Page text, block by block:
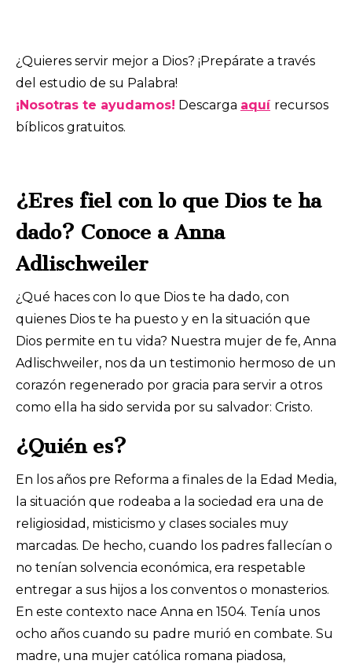
¿Quieres servir mejor a Dios? ¡Prepárate a través
del estudio de su Palabra!
¡Nosotras te ayudamos! Descarga aquí recursos
bíblicos gratuitos.
¿Eres fiel con lo que Dios te ha
dado? Conoce a Anna
Adlischweiler
¿Qué haces con lo que Dios te ha dado, con
quienes Dios te ha puesto y en la situación que
Dios permite en tu vida? Nuestra mujer de fe, Anna
Adlischweiler, nos da un testimonio hermoso de un
corazón regenerado por gracia para servir a otros
como ella ha sido servida por su salvador: Cristo.
¿Quién es?
En los años pre Reforma a finales de la Edad Media,
la situación que rodeaba a la sociedad era una de
religiosidad, misticismo y clases sociales muy
marcadas. De hecho, cuando los padres fallecían o
no tenían solvencia económica, era respetable
entregar a sus hijos a los conventos o monasterios.
En este contexto nace Anna en 1504. Tenía unos
ocho años cuando su padre murió en combate. Su
madre, una mujer católica romana piadosa,